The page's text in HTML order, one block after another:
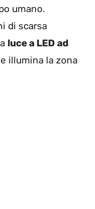
umano.
di scarsa
luce a LED ad
illumina la zona